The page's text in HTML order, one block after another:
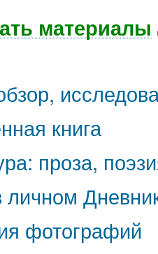
материалы
книга
проза,
личном
фотографий